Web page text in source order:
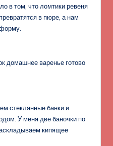
в том, что ломтики ревеня
в пюре, а нам
домашнее варенье готово
стеклянные банки и
У меня две баночки по
кипящее